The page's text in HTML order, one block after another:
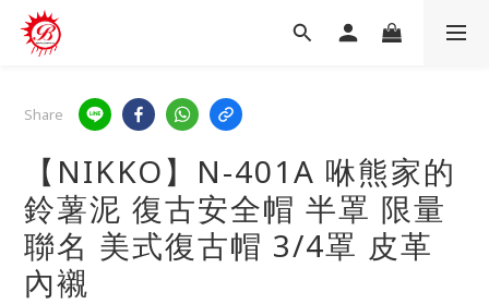
Share
【NIKKO】N-401A 咻熊家的
鈴薯泥 復古安全帽 半罩 限量
聯名 美式復古帽 3/4罩 皮革
內襯